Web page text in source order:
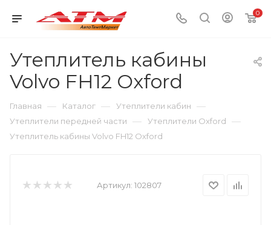
0
Утеплитель кабины
Volvo FH12 Oxford
Главная — Каталог — Утеплители кабин —
Утеплители передней части — Утеплители Oxford —
Утеплитель кабины Volvo FH12 Oxford
Артикул: 102807